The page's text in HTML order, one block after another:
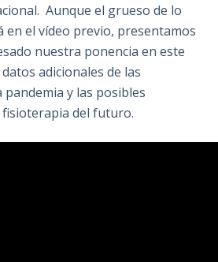
Aunque el grueso de lo
en el vídeo previo, presentamos
nuestra ponencia en este
adicionales de las
pandemia y las posibles
del futuro.